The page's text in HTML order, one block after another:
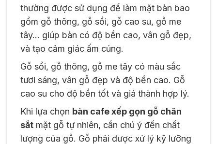
thường được sử dụng để làm mặt bàn bao
gồm gỗ thông, gỗ sồi, gỗ cao su, gỗ me
tây… giúp bàn có độ bền cao, vân gỗ đẹp,
và tạo cảm giác ấm cúng.
Gỗ sồi, gỗ thông, gỗ me tây có màu sắc
tươi sáng, vân gỗ đẹp và độ bền cao. Gỗ
cao su cho độ bền tốt và giá thành hợp lý.
Khi lựa chọn bàn cafe xếp gọn gỗ chân
sắt mặt gỗ tự nhiên, cần chú ý đến chất
lượng của gỗ. Gỗ phải được xử lý kỹ lưỡng